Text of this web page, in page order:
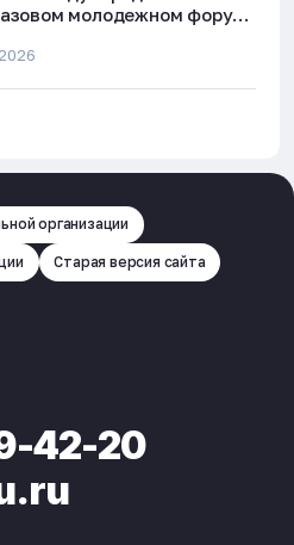
молодежном форуме
организации
Старая версия сайта
42-20